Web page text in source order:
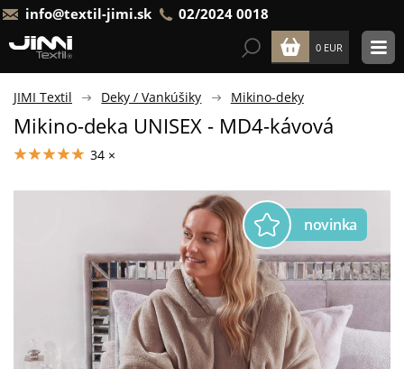
info@textil-jimi.sk 02/2024 0018
0 EUR
JIMI Textil Deky / Vankúšiky Mikino-deky
Mikino-deka UNISEX - MD4-kávová
34 ×